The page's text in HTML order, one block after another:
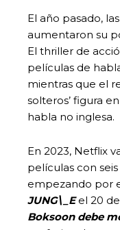
El año pasado,
aumentaron su
El thriller de
películas de
mientras que el
solteros’ figura
habla no inglesa.
En 2023, Netflix
películas con
empezando por
JUNG\_Eel 20
Boksoon debe